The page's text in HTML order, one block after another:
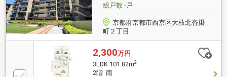
総戸数-戸
京都府京都市西京区大枝北沓掛
町２丁目
2,300万円
3LDK 101.82m2
2階 南